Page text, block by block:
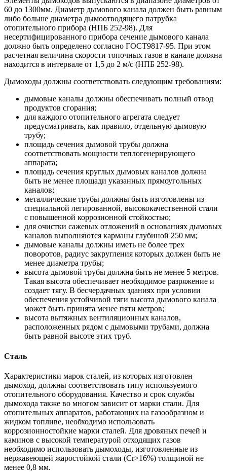
60 до 1300мм. Диаметр дымового канала должен быть равным
либо больше диаметра дымоотводящего патрубка
отопительного прибора (НПБ 252-98). Для
несертифицированного прибора сечение дымового канала
должно быть определено согласно ГОСТ9817-95. При этом
расчетная величина скорости топочных газов в канале должна
находится в интервале от 1,5 до 2 м/с (НПБ 252-98).
Дымоходы должны соответствовать следующим требованиям:
дымовые каналы должны обеспечивать полный отвод
продуктов сгорания;
для каждого отопительного агрегата следует
предусматривать, как правило, отдельную дымовую
трубу;
площадь сечения дымовой трубы должна
соответствовать мощности теплогенерирующего
аппарата;
площадь сечения круглых дымовых каналов должна
быть не менее площади указанных прямоугольных
каналов;
металлические трубы должны быть изготовлены из
специальной легированной, высококачественной стали
с повышенной коррозионной стойкостью;
для очистки сажевых отложений в основаниях дымовых
каналов выполняются карманы глубиной 250 мм;
дымовые каналы должны иметь не более трех
поворотов, радиус закругления которых должен быть не
менее диаметра трубы;
высота дымовой трубы должна быть не менее 5 метров.
Такая высота обеспечивает необходимое разряжение и
создает тягу. В бесчердачных зданиях при условии
обеспечения устойчивой тяги высота дымового канала
может быть принята менее пяти метров;
высота вытяжных вентиляционных каналов,
расположенных рядом с дымовыми трубами, должна
быть равной высоте этих труб.
Сталь
Характеристики марок сталей, из которых изготовлен
дымоход, должны соответствовать типу используемого
отопительного оборудования. Качество и срок службы
дымохода также во многом зависит от марки стали. Для
отопительных аппаратов, работающих на газообразном и
жидком топливе, необходимо использовать
коррозионностойкие марки сталей. Для дровяных печей и
каминов с высокой температурой отходящих газов
необходимо использовать дымоходы, изготовленные из
нержавеющей жаростойкой стали (Cr>16%) толщиной не
менее 0,8 мм.